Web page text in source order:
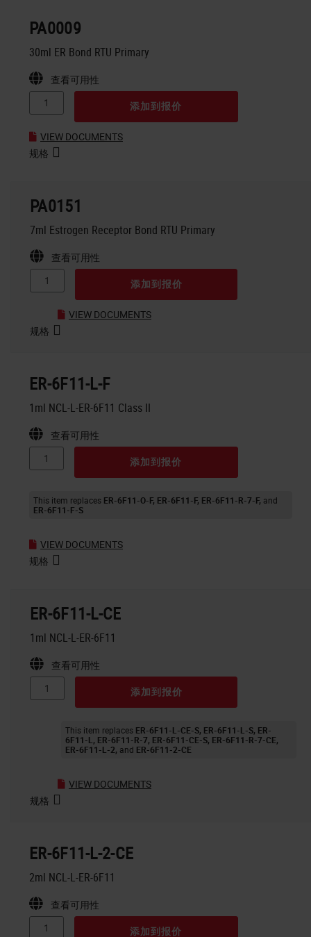
PA0009
30ml ER Bond RTU Primary
查看可用性
添加到报价
VIEW DOCUMENTS
规格
PA0151
7ml Estrogen Receptor Bond RTU Primary
查看可用性
添加到报价
VIEW DOCUMENTS
规格
ER-6F11-L-F
1ml NCL-L-ER-6F11 Class II
查看可用性
添加到报价
This item replaces ER-6F11-O-F ER-6F11-F ER-6F11-R-7-F
ER-6F11-F-S
VIEW DOCUMENTS
规格
ER-6F11-L-CE
1ml NCL-L-ER-6F11
查看可用性
添加到报价
This item replaces ER-6F11-L-CE-S ER-6F11-L-S ER-
6F11-L
ER-6F11-R-7 ER-6F11-CE-S ER-6F11-R-7-CE
ER-6F11-L-2
ER-6F11-2-CE
VIEW DOCUMENTS
规格
ER-6F11-L-2-CE
2ml NCL-L-ER-6F11
查看可用性
添加到报价